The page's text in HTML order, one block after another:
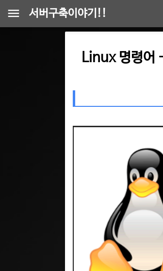
서버구축이야기!!
Linux 명령어